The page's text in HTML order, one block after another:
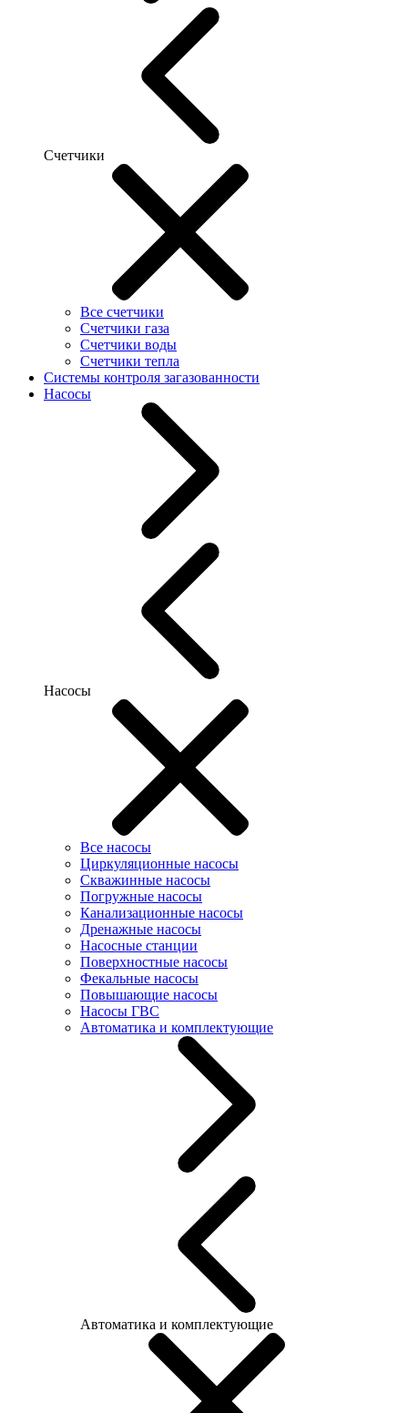
Счетчики
Все счетчики
Счетчики газа
Счетчики воды
Счетчики тепла
Системы контроля загазованности
Насосы
Насосы
Все насосы
Циркуляционные насосы
Скважинные насосы
Погружные насосы
Канализационные насосы
Дренажные насосы
Насосные станции
Поверхностные насосы
Фекальные насосы
Повышающие насосы
Насосы ГВС
Автоматика и комплектующие
Автоматика и комплектующие